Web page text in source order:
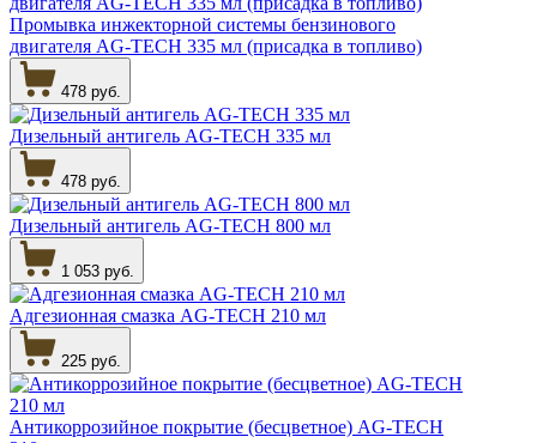
Промывка инжекторной системы бензинового
двигателя AG-TECH 335 мл (присадка в топливо)
478 руб.
Дизельный антигель AG-TECH 335 мл
478 руб.
Дизельный антигель AG-TECH 800 мл
1 053 руб.
Адгезионная смазка AG-TECH 210 мл
225 руб.
Антикоррозийное покрытие (бесцветное) AG-TECH